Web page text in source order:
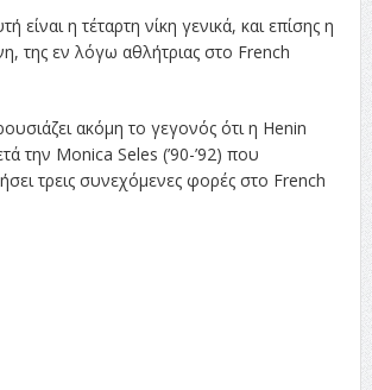
είναι η τέταρτη νίκη γενικά, και επίσης η
της εν λόγω αθλήτριας στο French
ακόμη το γεγονός ότι η Henin
την Monica Seles (’90-’92) που
τρεις συνεχόμενες φορές στο French